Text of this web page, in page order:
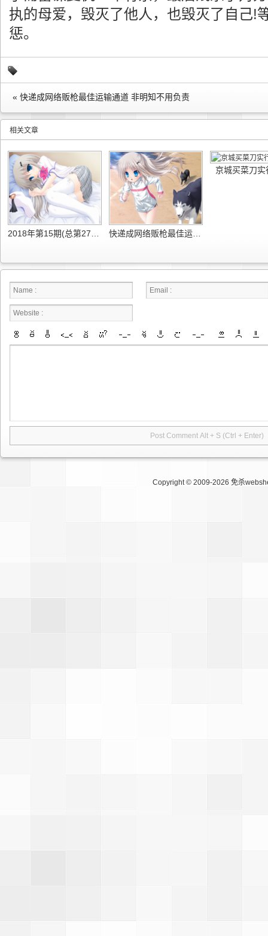
执的母爱，毁灭了他人，也毁灭了自己!
惩。
« 快递成网络贩枪最佳运输通道 非明知不用负责
相关文章
京城买菜刀实
Copyright © 2009-2026 免杀